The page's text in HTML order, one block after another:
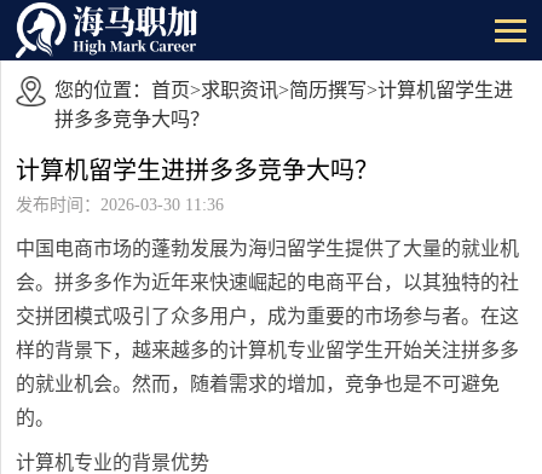
您的位置： 首页>求职资讯>简历撰写>计算机留学生进
拼多多竞争大吗？
计算机留学生进拼多多竞争大吗？
发布时间：2026-03-30 11:36
中国电商市场的蓬勃发展为海归留学生提供了大量的就业机
会。拼多多作为近年来快速崛起的电商平台，以其独特的社
交拼团模式吸引了众多用户，成为重要的市场参与者。在这
样的背景下，越来越多的计算机专业留学生开始关注拼多多
的就业机会。然而，随着需求的增加，竞争也是不可避免
的。
计算机专业的背景优势